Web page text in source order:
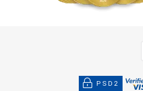
PSD2